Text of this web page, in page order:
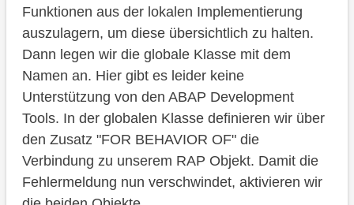
Funktionen aus der lokalen Implementierung
auszulagern, um diese übersichtlich zu halten.
Dann legen wir die globale Klasse mit dem
Namen an. Hier gibt es leider keine
Unterstützung von den ABAP Development
Tools. In der globalen Klasse definieren wir über
den Zusatz "FOR BEHAVIOR OF" die
Verbindung zu unserem RAP Objekt. Damit die
Fehlermeldung nun verschwindet, aktivieren wir